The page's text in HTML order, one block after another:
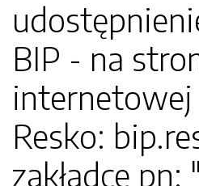
BIP - na
Resko:
zakładce pn: